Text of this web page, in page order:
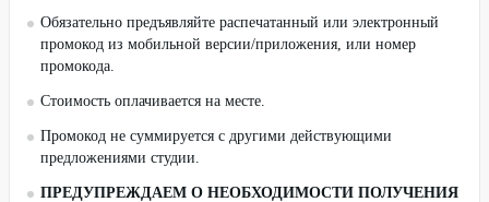
Обязательно предъявляйте распечатанный или электронный
промокод из мобильной версии/приложения, или номер
промокода.
Стоимость оплачивается на месте.
Промокод не суммируется с другими действующими
предложениями студии.
ПРЕДУПРЕЖДАЕМ О НЕОБХОДИМОСТИ ПОЛУЧЕНИЯ